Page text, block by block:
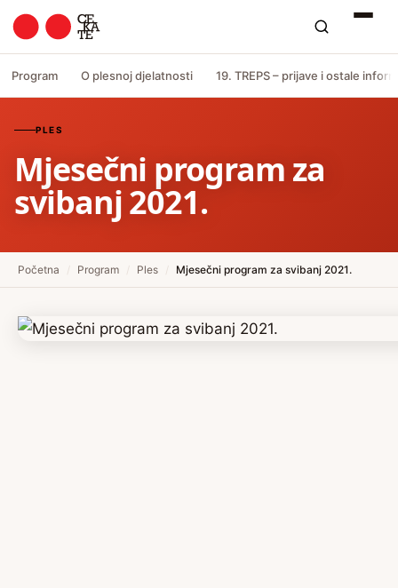
Program O plesnoj djelatnosti 19. TREPS – prijave i ostale
PLES
Mjesečni program za
svibanj 2021.
Početna Program Ples Mjesečni program za svibanj 2021.